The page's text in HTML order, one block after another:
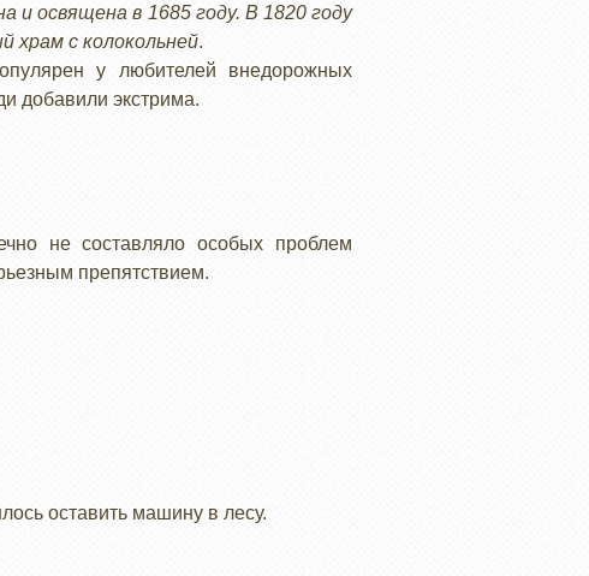
и освящена в 1685 году. В 1820 году
храм с колокольней.
у любителей внедорожных
добавили экстрима.
не составляло особых проблем
препятствием.
оставить машину в лесу.